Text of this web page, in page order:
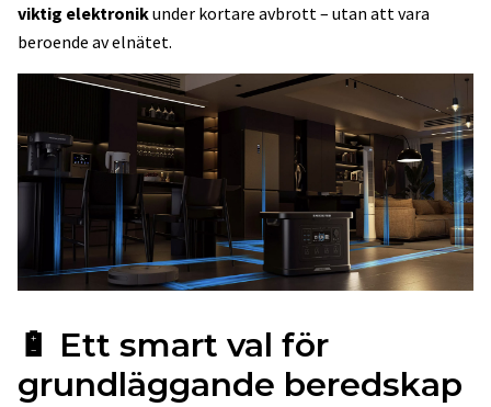
viktig elektronikunder kortare avbrott – utan att vara
beroende av elnätet.
🔋 Ett smart val för
grundläggande beredskap